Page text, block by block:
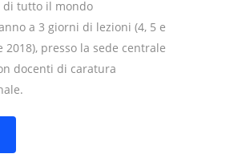
di tutto il mondo
a 3 giorni di lezioni (4, 5 e
2018), presso la sede centrale
docenti di caratura